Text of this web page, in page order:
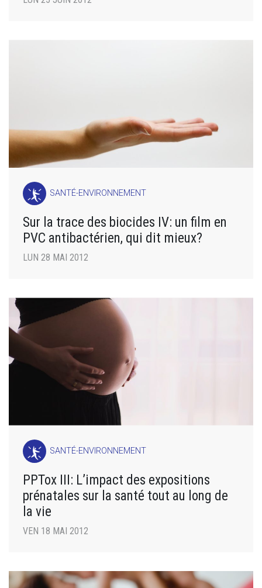
SANTÉ-ENVIRONNEMENT
Sur la trace des biocides IV: un film en
PVC antibactérien, qui dit mieux?
LUN 28 MAI 2012
SANTÉ-ENVIRONNEMENT
PPTox III: L’impact des expositions
prénatales sur la santé tout au long de
la vie
VEN 18 MAI 2012